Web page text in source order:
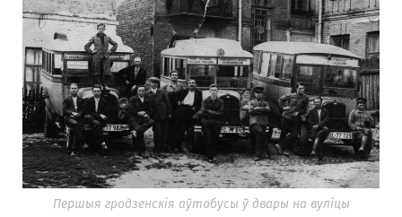
Першыя гродзенскія аўтобусы ў двары на вуліцы